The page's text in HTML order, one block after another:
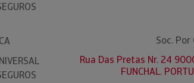
Soc.
Rua Das Pretas Nr. 24
FUNCHAL.